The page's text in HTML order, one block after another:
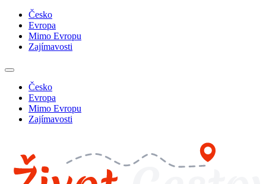
Česko
Evropa
Mimo Evropu
Zajímavosti
Česko
Evropa
Mimo Evropu
Zajímavosti